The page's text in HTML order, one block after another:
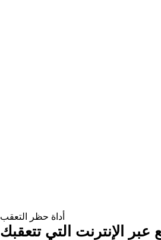
أداة حظر التعقب
عبر الإنترنت التي تتعقبك